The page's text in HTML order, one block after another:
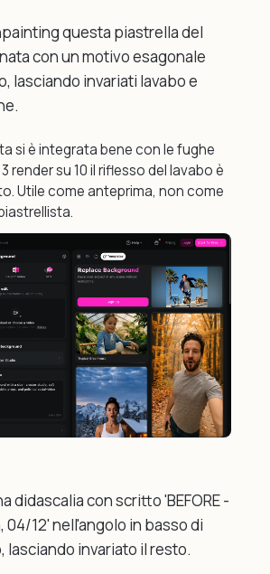
questa piastrella del
con un motivo esagonale
lasciando invariati lavabo e
si è integrata bene con le fughe
render su 10 il riflesso del lavabo è
Utile come anteprima, non come
didascalia con scritto 'BEFORE -
04/12' nell'angolo in basso di
lasciando invariato il resto.